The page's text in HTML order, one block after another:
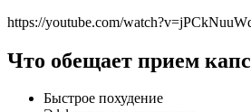
https://youtube.com/
Что обещает прием
Быстрое похудение